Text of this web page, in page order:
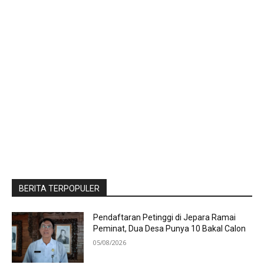
BERITA TERPOPULER
Pendaftaran Petinggi di Jepara Ramai
Peminat, Dua Desa Punya 10 Bakal Calon
05/08/2026